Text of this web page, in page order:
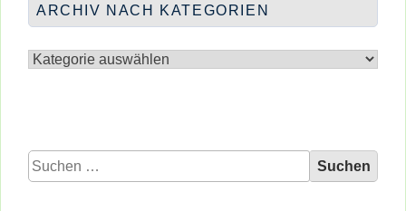
ARCHIV NACH KATEGORIEN
nach
Suchen
nach: